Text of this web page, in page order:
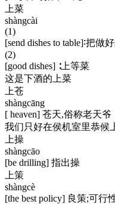
上菜
shàngcài
(1)
[send dishes to table]∶把做
(2)
[good dishes] ∶上等菜
这是下酒的上菜
上苍
shàngcāng
[ heaven] 苍天,俗称老天爷
我们只好在侯机室里恭候
上操
shàngcāo
[be drilling] 指出操
上策
shàngcè
[the best policy] 良策;可行